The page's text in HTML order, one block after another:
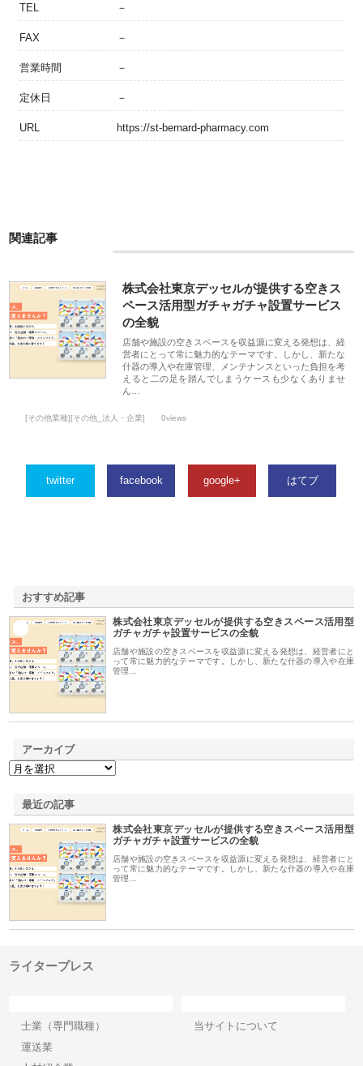
TEL －
FAX －
営業時間 －
定休日 －
URL https://st-bernard-pharmacy.com
関連記事
株式会社東京デッセルが提供する空きス
ペース活用型ガチャガチャ設置サービス
の全貌
店舗や施設の空きスペースを収益源に変える発想は、経
営者にとって常に魅力的なテーマです。しかし、新たな
什器の導入や在庫管理、メンテナンスといった負担を考
えると二の足を踏んでしまうケースも少なくありませ
ん…
[その他業種][その他_法人・企業] 0views
twitter facebook google+ はてブ
おすすめ記事
株式会社東京デッセルが提供する空きスペース活用型
ガチャガチャ設置サービスの全貌
店舗や施設の空きスペースを収益源に変える発想は、経営者にと
って常に魅力的なテーマです。しかし、新たな什器の導入や在庫
管理…
アーカイブ
最近の記事
株式会社東京デッセルが提供する空きスペース活用型
ガチャガチャ設置サービスの全貌
店舗や施設の空きスペースを収益源に変える発想は、経営者にと
って常に魅力的なテーマです。しかし、新たな什器の導入や在庫
管理…
ライタープレス
士業（専門職種）
運送業
当サイトについて